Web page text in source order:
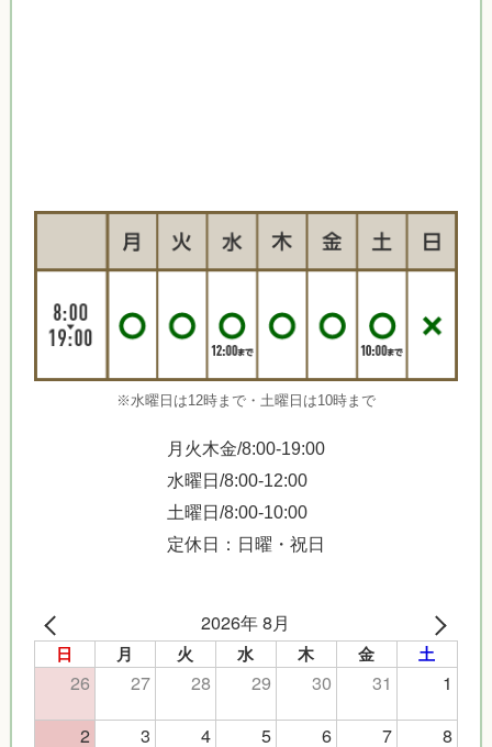
※水曜日は12時まで・土曜日は10時まで
月火木金/8:00-19:00
水曜日/8:00-12:00
土曜日/8:00-10:00
定休日：日曜・祝日
2026年 8月
日 月 火 水 木 金 土
26 27 28 29 30 31
1
2
3 4 5 6 7 8